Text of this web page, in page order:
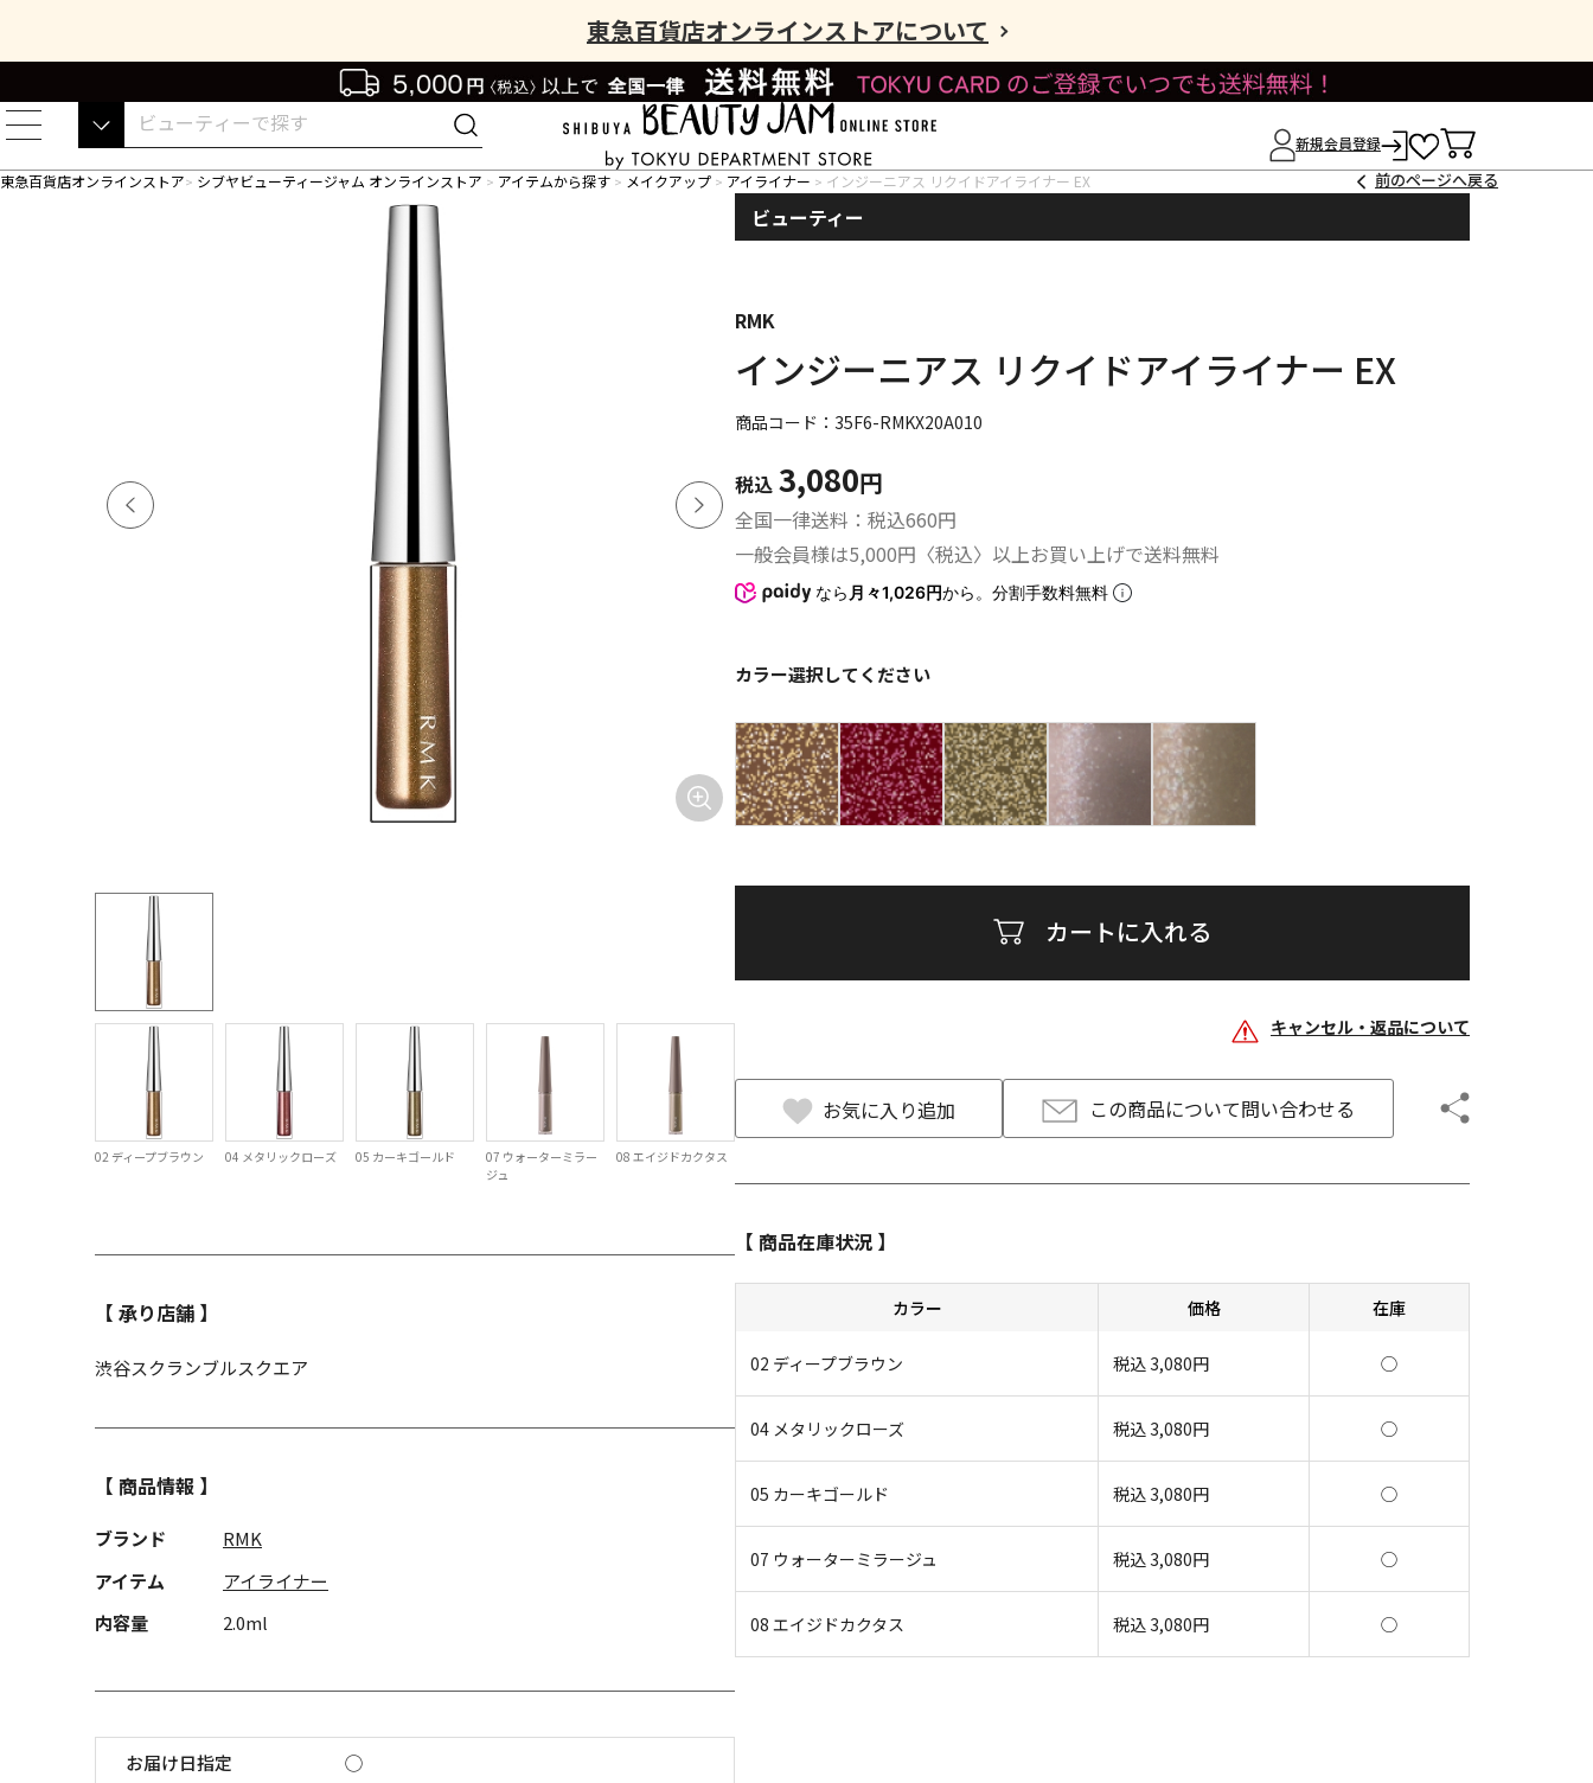
東急百貨店オンラインストアについて
新規会員登録
東急百貨店オンラインストア
シブヤビューティージャム オンラインストア アイテムから探す メイクアップ アイライナー インジーニアス リクイドアイライナー EX 前のページへ戻る
ビューティー
RMK
インジーニアス リクイドアイライナー EX
商品コード：35F6-RMKX20A010
税込 3,080円
全国一律送料：税込660円
一般会員様は5,000円〈税込〉以上お買い上げで送料無料
なら 月々1,026円から。分割手数料無料
カラー選択してください
カートに入れる
キャンセル・返品について
お気に入り追加 この商品について問い合わせる
【 商品在庫状況 】
カラー 価格 在庫
02 ディープブラウン 税込 3,080円 ◯
04 メタリックローズ 税込 3,080円 ◯
05 カーキゴールド 税込 3,080円 ◯
07 ウォーターミラージュ 税込 3,080円 ◯
08 エイジドカクタス 税込 3,080円 ◯
02 ディープブラウン 04 メタリックローズ 05 カーキゴールド
07 ウォーターミラー
ジュ
08 エイジドカクタス
【 承り店舗 】
渋谷スクランブルスクエア
【 商品情報 】
ブランド
RMK
アイテム
アイライナー
内容量
2.0ml
お届け日指定
◯